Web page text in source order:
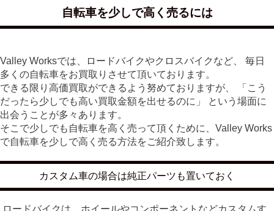
自転車を少しで高く売るには
Valley Worksでは、ロードバイクやクロスバイクなど、 毎日
多くの自転車をお買取りさせて頂いております。
できる限り高価買取ができるよう努めておりますが、 「こう
だったら少しでも高い買取金額を出せるのに」 という場面に
出会うことが多々あります。
そこで少しでも自転車を高く売って頂くために、Valley Works
で自転車を少しで高く売る方法をご紹介致します。
カスタム車の場合は純正パーツも置いておく
ロードバイクは、ホイールやコンポーネントなどカスタムす